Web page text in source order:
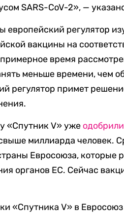
SARS-CoV-2», —
европейский регулятор
вакцины на
время
меньше времени, чем
регулятор примет
«Спутник V» уже одобрили
миллиарда человек.
Евросоюза, которые
органов ЕС. Сейчас
«Спутника V» в